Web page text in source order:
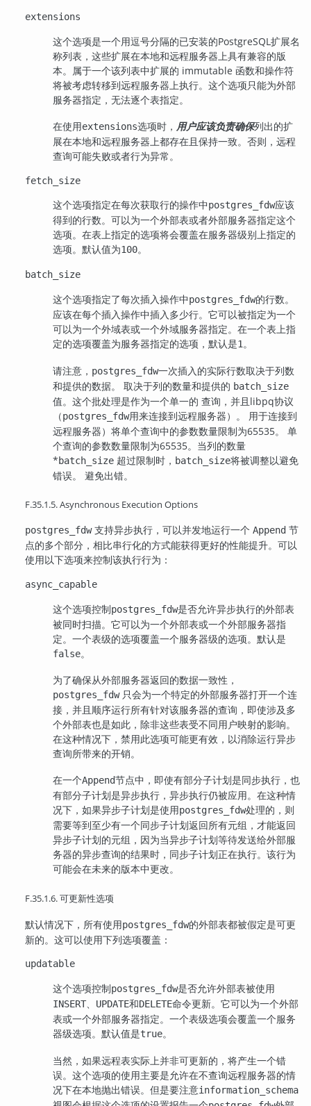
extensions
这个选项是一个用逗号分隔的已安装的PostgreSQL扩展名
称列表，这些扩展在本地和远程服务器上具有兼容的版
本。属于一个该列表中扩展的 immutable 函数和操作符
将被考虑转移到远程服务器上执行。这个选项只能为外部
服务器指定，无法逐个表指定。
在使用extensions选项时， 用户应该负责确保列出的扩
展在本地和远程服务器上都存在且保持一致。否则，远程
查询可能失败或者行为异常。
fetch_size
这个选项指定在每次获取行的操作中postgres_fdw应该
得到的行数。可以为一个外部表或者外部服务器指定这个
选项。在表上指定的选项将会覆盖在服务器级别上指定的
选项。默认值为100。
batch_size
这个选项指定了每次插入操作中postgres_fdw的行数。
应该在每个插入操作中插入多少行。它可以被指定为一个
可以为一个外域表或一个外域服务器指定。在一个表上指
定的选项覆盖为服务器指定的选项，默认是1。
请注意， postgres_fdw一次插入的实际行数取决于列数
和提供的数据。 取决于列的数量和提供的 batch_size
值。这个批处理是作为一个单一的 查询，并且libpq协议
（postgres_fdw用来连接到远程服务器）。 用于连接到
远程服务器）将单个查询中的参数数量限制为65535。 单
个查询的参数数量限制为65535。当列的数量
*batch_size 超过限制时， batch_size将被调整以避免
错误。 避免出错。
F.35.1.5. Asynchronous Execution Options
postgres_fdw支持异步执行，可以并发地运行一个Append 节
点的多个部分，相比串行化的方式能获得更好的性能提升。可以
使用以下选项来控制该执行行为：
async_capable
这个选项控制postgres_fdw是否允许异步执行的外部表
被同时扫描。它可以为一个外部表或一个外部服务器指
定。一个表级的选项覆盖一个服务器级的选项。默认是
false。
为了确保从外部服务器返回的数据一致性，
postgres_fdw只会为一个特定的外部服务器打开一个连
接，并且顺序运行所有针对该服务器的查询，即使涉及多
个外部表也是如此，除非这些表受不同用户映射的影响。
在这种情况下，禁用此选项可能更有效，以消除运行异步
查询所带来的开销。
在一个Append节点中，即使有部分子计划是同步执行，也
有部分子计划是异步执行，异步执行仍被应用。在这种情
况下，如果异步子计划是使用postgres_fdw处理的，则
需要等到至少有一个同步子计划返回所有元组，才能返回
异步子计划的元组，因为当异步子计划等待发送给外部服
务器的异步查询的结果时，同步子计划正在执行。该行为
可能会在未来的版本中更改。
F.35.1.6. 可更新性选项
默认情况下，所有使用postgres_fdw的外部表都被假定是可更
新的。这可以使用下列选项覆盖：
updatable
这个选项控制postgres_fdw是否允许外部表被使用
INSERT、 UPDATE和DELETE命令更新。它可以为一个外部
表或一个外部服务器指定。一个表级选项会覆盖一个服务
器级选项。默认值是true。
当然，如果远程表实际上并非可更新的，将产生一个错
误。这个选项的使用主要是允许在不查询远程服务器的情
况下在本地抛出错误。但是要注意information_schema